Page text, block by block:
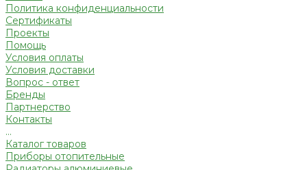
Политика конфиденциальности
Сертификаты
Проекты
Помощь
Условия оплаты
Условия доставки
Вопрос - ответ
Бренды
Партнерство
Контакты
...
Каталог товаров
Приборы отопительные